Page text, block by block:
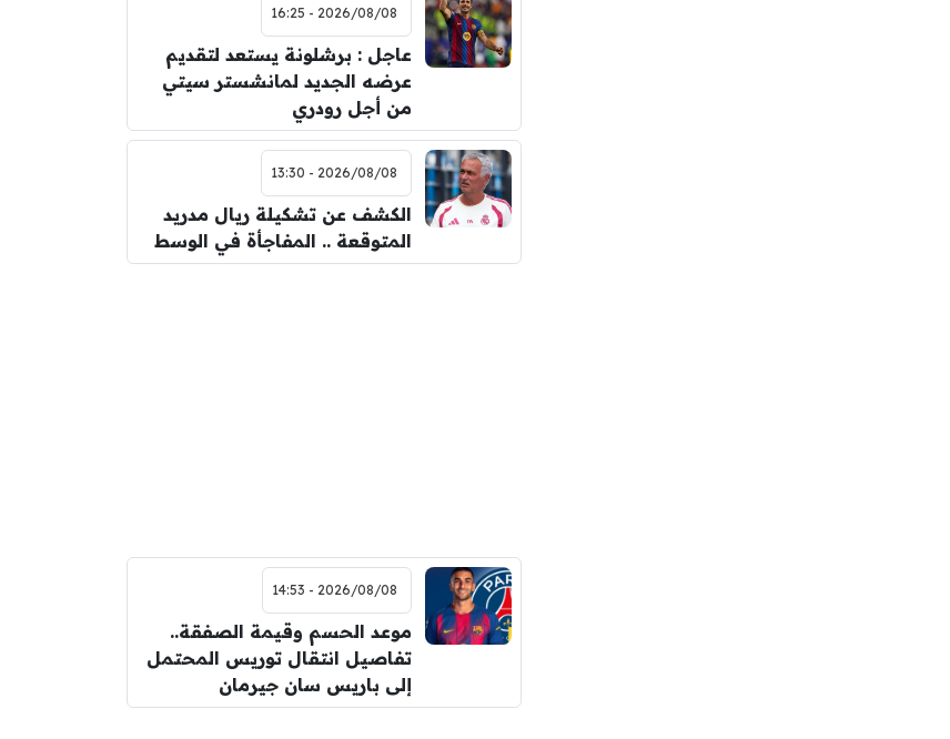
2026/08/08 - 16:25
عاجل : برشلونة يستعد لتقديم
عرضه الجديد لمانشستر سيتي
من أجل رودري
2026/08/08 - 13:30
الكشف عن تشكيلة ريال مدريد
المتوقعة .. المفاجأة في الوسط
2026/08/08 - 14:53
موعد الحسم وقيمة الصفقة..
تفاصيل انتقال توريس المحتمل
إلى باريس سان جيرمان